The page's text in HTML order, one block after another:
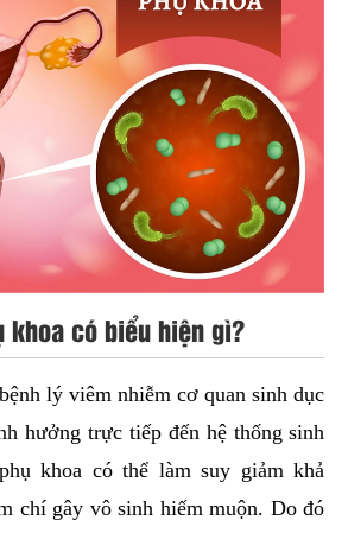
khoa có biểu hiện gì?
lý viêm nhiễm cơ quan sinh dục
hưởng trực tiếp đến hệ thống sinh
khoa có thể làm suy giảm khả
chí gây vô sinh hiếm muộn. Do đó